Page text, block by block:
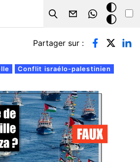
Search
Mode
sombre
Conflit israélo-palestinien
Partager sur :